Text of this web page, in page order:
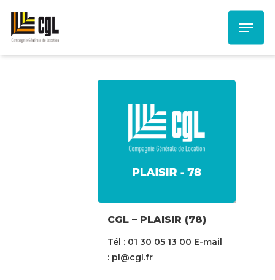
main
content
Menu
CGL – PLAISIR (78)
Tél : 01 30 05 13 00 E-mail
: pl@cgl.fr